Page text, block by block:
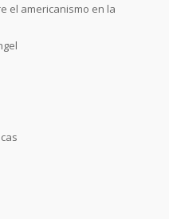
el americanismo en la